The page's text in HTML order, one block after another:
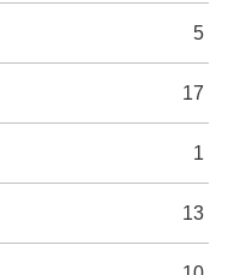
5
17
1
13